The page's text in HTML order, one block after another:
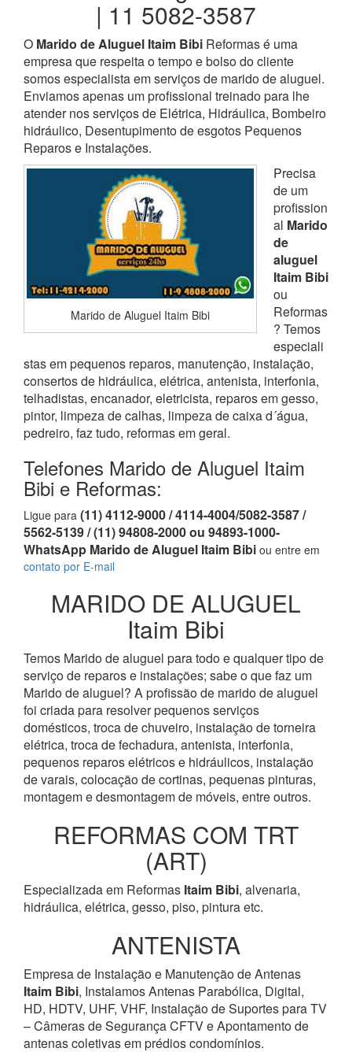
| 11 5082-3587
O Marido de Aluguel Itaim Bibi Reformas é uma
empresa que respeita o tempo e bolso do cliente
somos especialista em serviços de marido de aluguel.
Enviamos apenas um profissional treinado para lhe
atender nos serviços de Elétrica, Hidráulica, Bombeiro
hidráulico, Desentupimento de esgotos Pequenos
Reparos e Instalações.
Marido de Aluguel Itaim Bibi
Precisa
de um
profission
al Marido
de
aluguel
Itaim Bibi
ou
Reformas
? Temos
especiali
stas em pequenos reparos, manutenção, instalação,
consertos de hidráulica, elétrica, antenista, interfonia,
telhadistas, encanador, eletricista, reparos em gesso,
pintor, limpeza de calhas, limpeza de caixa d´água,
pedreiro, faz tudo, reformas em geral.
Telefones Marido de Aluguel Itaim
Bibi e Reformas:
Ligue para (11) 4112-9000 / 4114-4004/5082-3587 /
5562-5139 / (11) 94808-2000 ou 94893-1000-
WhatsApp Marido de Aluguel Itaim Bibi ou entre em
contato por E-mail
MARIDO DE ALUGUEL
Itaim Bibi
Temos Marido de aluguel para todo e qualquer tipo de
serviço de reparos e instalações; sabe o que faz um
Marido de aluguel? A profissão de marido de aluguel
foi criada para resolver pequenos serviços
domésticos, troca de chuveiro, instalação de torneira
elétrica, troca de fechadura, antenista, interfonia,
pequenos reparos elétricos e hidráulicos, instalação
de varais, colocação de cortinas, pequenas pinturas,
montagem e desmontagem de móveis, entre outros.
REFORMAS COM TRT
(ART)
Especializada em Reformas Itaim Bibi, alvenaria,
hidráulica, elétrica, gesso, piso, pintura etc.
ANTENISTA
Empresa de Instalação e Manutenção de Antenas
Itaim Bibi, Instalamos Antenas Parabólica, Digital,
HD, HDTV, UHF, VHF, Instalação de Suportes para TV
– Câmeras de Segurança CFTV e Apontamento de
antenas coletivas em prédios condomínios.